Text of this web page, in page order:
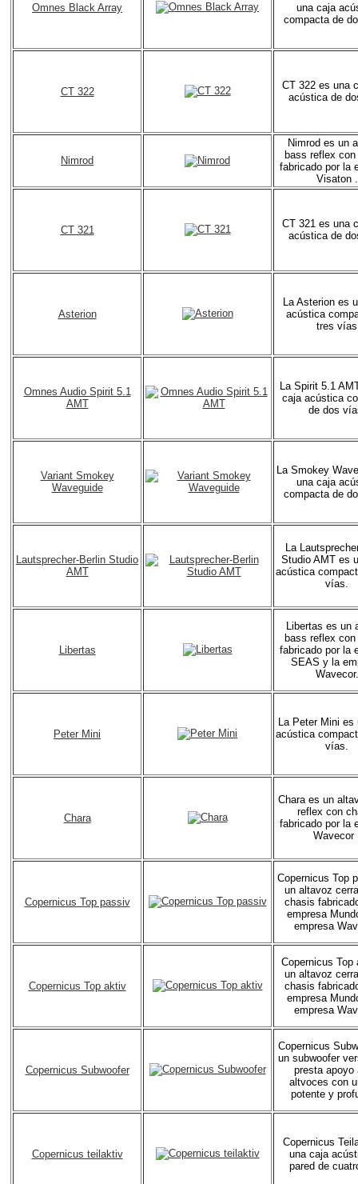
Omnes Black Array
una caja
compacta de
CT 322
CT 322 es una
acústica de
Nimrod
Nimrod es un
bass reflex
fabricado por la
Visaton .
CT 321
CT 321 es una
acústica de
Asterion
La Asterion es
acústica
tres vías
Omnes Audio Spirit 5.1
AMT
La Spirit 5.1
caja acústica
de dos
Variant Smokey
Waveguide
La Smokey
una caja
compacta de
Lautsprecher-Berlin Studio
AMT
La
Studio AMT es
acústica
vías.
Libertas
Libertas es un
bass reflex
fabricado por la
SEAS y la
Wavecor.
Peter Mini
La Peter Mini
acústica
vías.
Chara
Chara es un
reflex con
fabricado por la
Wavecor
Copernicus Top passiv
Copernicus Top
un altavoz
chasis
empresa
empresa
Copernicus Top aktiv
Copernicus Top
un altavoz
chasis
empresa
empresa
Copernicus Subwoofer
Copernicus
un subwoofer
presta apoyo
altvoces con
potente y
Copernicus teilaktiv
Copernicus
una caja
pared de